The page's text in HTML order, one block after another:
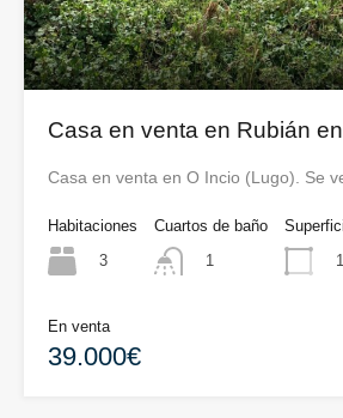
Casa en venta en Rubián
Casa en venta en O Incio (Lugo). Se
Habitaciones
3
Cuartos de baño
1
En venta
39.000€